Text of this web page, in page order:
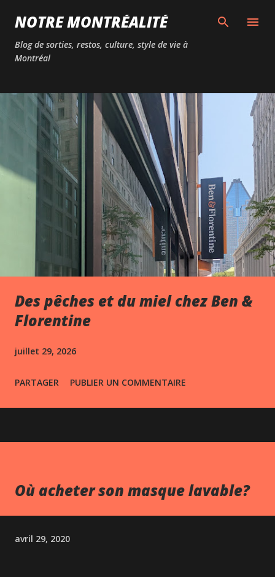
Passer au contenu principal
NOTRE MONTRÉALITÉ
Blog de sorties, restos, culture, style de vie à
Montréal
Des pêches et du miel chez Ben &
Florentine
juillet 29, 2026
PARTAGER PUBLIER UN COMMENTAIRE
Où acheter son masque lavable?
avril 29, 2020